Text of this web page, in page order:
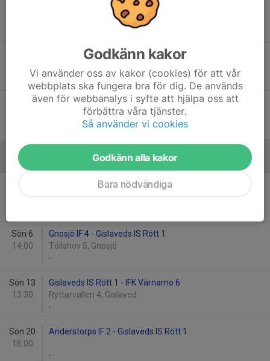
Hestra Skid O SK 2 - Gislaveds IS
Smålandsstenars GOIF 3 - Gislaveds IS Rött 1
-
Fre 28
Gislaveds IS - Gnosjö IF 5
Ryttarvallen 4, Gislaved
September
Hillerstorps GoIF 3 - Gislaveds IS
Sön 6
14:00
Gnosjö IF 4 - Gislaveds IS Rött 1
Töllshov 5, Gnosjö
-
Sön 13
13:30
Gislaveds IS Rött 1 - IFK Värnamo 6
Ryttarvallen 4, Gislaved
-
Sön 20
16:00
Anderstorps IF 2 - Gislaveds IS Rött 1
-
Godkänn kakor
Vi använder oss av kakor (cookies) för att vår
webbplats ska fungera bra för dig. De används
även för webbanalys i syfte att hjälpa oss att
förbättra våra tjänster.
Så använder vi cookies
Godkänn alla kakor
Bara nödvändiga